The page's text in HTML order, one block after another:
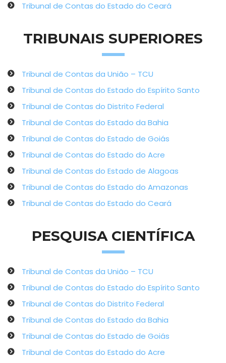
Tribunal de Contas do Estado do Ceará
TRIBUNAIS SUPERIORES
Tribunal de Contas da União – TCU
Tribunal de Contas do Estado do Espírito Santo
Tribunal de Contas do Distrito Federal
Tribunal de Contas do Estado da Bahia
Tribunal de Contas do Estado de Goiás
Tribunal de Contas do Estado do Acre
Tribunal de Contas do Estado de Alagoas
Tribunal de Contas do Estado do Amazonas
Tribunal de Contas do Estado do Ceará
PESQUISA CIENTÍFICA
Tribunal de Contas da União – TCU
Tribunal de Contas do Estado do Espírito Santo
Tribunal de Contas do Distrito Federal
Tribunal de Contas do Estado da Bahia
Tribunal de Contas do Estado de Goiás
Tribunal de Contas do Estado do Acre